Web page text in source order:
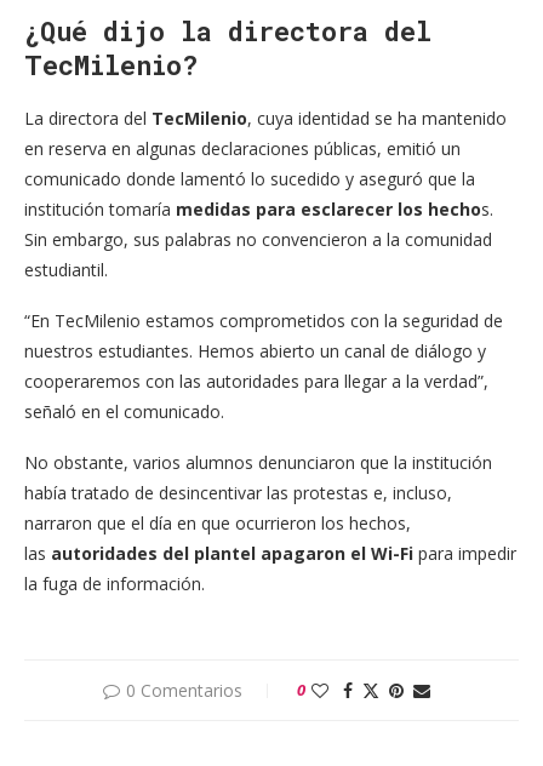
¿Qué dijo la directora del
TecMilenio?
La directora del TecMilenio, cuya identidad se ha mantenido
en reserva en algunas declaraciones públicas, emitió un
comunicado donde lamentó lo sucedido y aseguró que la
institución tomaría medidas para esclarecer los hechos.
Sin embargo, sus palabras no convencieron a la comunidad
estudiantil.
“En TecMilenio estamos comprometidos con la seguridad de
nuestros estudiantes. Hemos abierto un canal de diálogo y
cooperaremos con las autoridades para llegar a la verdad”,
señaló en el comunicado.
No obstante, varios alumnos denunciaron que la institución
había tratado de desincentivar las protestas e, incluso,
narraron que el día en que ocurrieron los hechos,
las autoridades del plantel apagaron el Wi-Fi para impedir
la fuga de información.
0 Comentarios 0